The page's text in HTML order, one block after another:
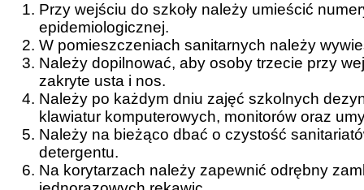
Przy wejściu do szkoły należy umieścić
epidemiologicznej.
W pomieszczeniach sanitarnych należy
Należy dopilnować, aby osoby trzecie przy
zakryte usta i nos.
Należy po każdym dniu zajęć szkolnych
klawiatur komputerowych, monitorów oraz
Należy na bieżąco dbać o czystość
detergentu.
Na korytarzach należy zapewnić odrębny